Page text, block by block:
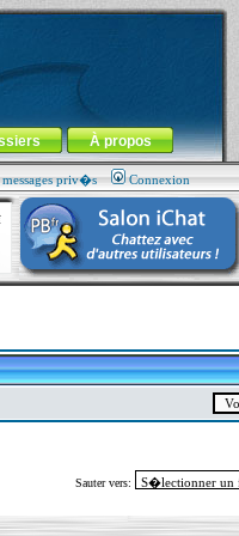
À propos
priv�s Connexion
Sauter vers: